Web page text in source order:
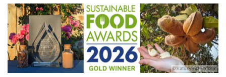
© natur-reich-inform